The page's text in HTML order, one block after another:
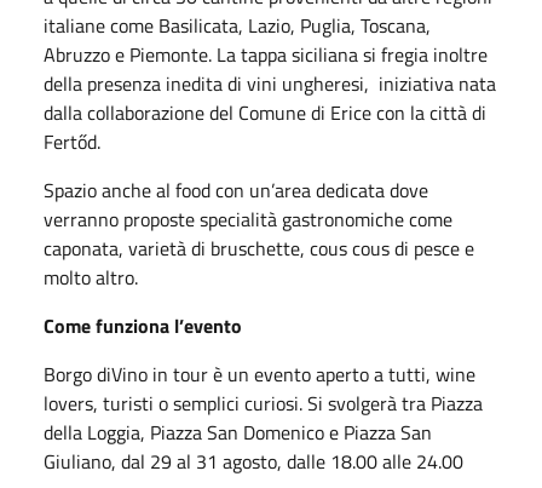
italiane come Basilicata, Lazio, Puglia, Toscana,
Abruzzo e Piemonte. La tappa siciliana si fregia inoltre
della presenza inedita di vini ungheresi, iniziativa nata
dalla collaborazione del Comune di Erice con la città di
Fertőd.
Spazio anche al food con un’area dedicata dove
verranno proposte specialità gastronomiche come
caponata, varietà di bruschette, cous cous di pesce e
molto altro.
Come funziona l’evento
Borgo diVino in tour è un evento aperto a tutti, wine
lovers, turisti o semplici curiosi. Si svolgerà tra Piazza
della Loggia, Piazza San Domenico e Piazza San
Giuliano, dal 29 al 31 agosto, dalle 18.00 alle 24.00